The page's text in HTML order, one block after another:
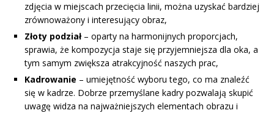
zdjęcia w miejscach przecięcia linii, można uzyskać bardziej
zrównoważony i interesujący obraz,
Złoty podział– oparty na harmonijnych proporcjach,
sprawia, że kompozycja staje się przyjemniejsza dla oka, a
tym samym zwiększa atrakcyjność naszych prac,
Kadrowanie – umiejętność wyboru tego, co ma znaleźć
się w kadrze. Dobrze przemyślane kadry pozwalają skupić
uwagę widza na najważniejszych elementach obrazu i